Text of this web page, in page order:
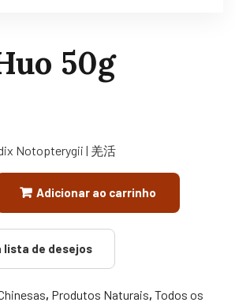
50g
Notopterygii | 羌活
Adicionar ao carrinho
lista de desejos
, Produtos Naturais, Todos os